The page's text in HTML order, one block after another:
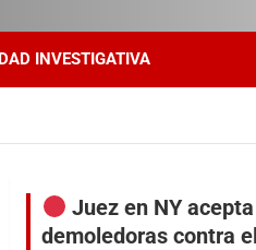
INVESTIGATIVA
Juez en NY
demoledoras contra